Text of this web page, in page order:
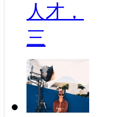
人才，
三